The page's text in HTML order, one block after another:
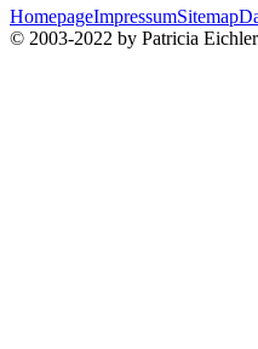
HomepageImpressumSitemap
© 2003-2022 by Patricia